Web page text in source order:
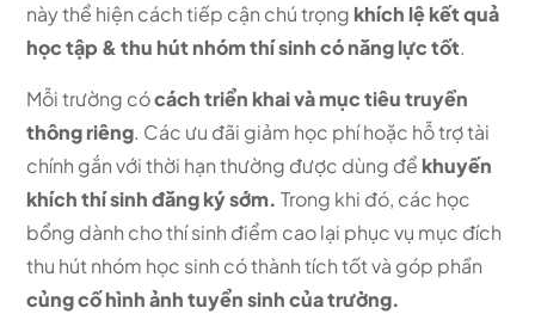
này thể hiện cách tiếp cận chú trọng khích lệ kết quả
học tập & thu hút nhóm thí sinh có năng lực tốt.
Mỗi trường cócách triển khai và mục tiêu truyền
thông riêng. Các ưu đãi giảm học phí hoặc hỗ trợ tài
chính gắn với thời hạn thường được dùng để khuyến
khích thí sinh đăng ký sớm. Trong khi đó, các học
bổng dành cho thí sinh điểm cao lại phục vụ mục đích
thu hút nhóm học sinh có thành tích tốt và góp phần
củng cố hình ảnh tuyển sinh của trường.